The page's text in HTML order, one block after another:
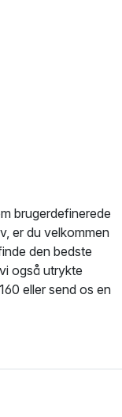
brugerdefinerede
er du velkommen
den bedste
også utrykte
eller send os en